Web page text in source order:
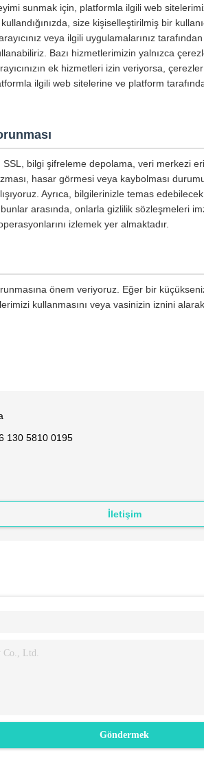
sunmak için, platformla ilgili web
size kişiselleştirilmiş bir
veya ilgili uygulamalarınız
Bazı hizmetlerimizin yalnızca
ek hizmetleri izin veriyorsa,
ilgili web sitelerine ve platform
bilgi şifreleme depolama, veri merkezi
hasar görmesi veya kaybolması
Ayrıca, bilgilerinizle temas edebilecek
arasında, onlarla gizlilik sözleşmeleri
izlemek yer almaktadır.
önem veriyoruz. Eğer bir
kullanmasını veya vasinizin iznini
130 5810 0195
İletişim
Göndermek